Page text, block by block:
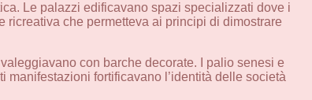
Le palazzi edificavano spazi specializzati dove i
che permetteva ai principi di dimostrare
con barche decorate. I palio senesi e
fortificavano l’identità delle società